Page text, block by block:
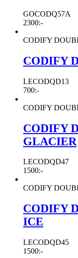
GOCODQ57A
2300:-
CODIFY
CODIFY
LECODQD13
700:-
CODIFY
CODIFY
GLACIER
LECODQD47
1500:-
CODIFY
CODIFY
ICE
LECODQD45
1500:-